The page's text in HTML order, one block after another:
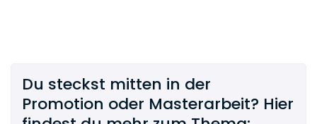
Du steckst mitten in der
Promotion oder Masterarbeit? Hier